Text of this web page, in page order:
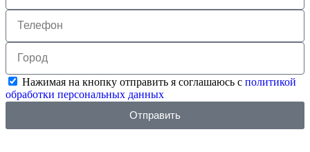
Нажимая на кнопку отправить я соглашаюсь с политикой
обработки персональных данных
Отправить